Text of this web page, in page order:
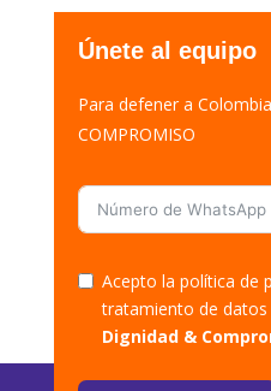
Únete al equipo
Para defener a
COMPROMISO
Acepto la política de
tratamiento de
Dignidad &